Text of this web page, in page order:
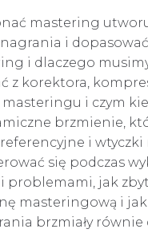
mastering
nagrania i
i dlaczego
z korektora,
i czym
brzmienie,
i
się podczas
problemami, jak
masteringową i
brzmiały